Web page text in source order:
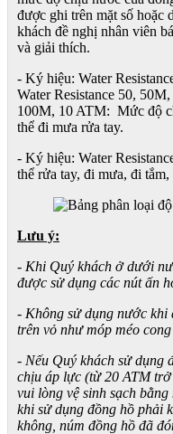
được ghi trên mặt số hoặc
khách đề nghị nhân viên
và giải thích.
- Ký hiệu: Water
Water Resistance 50,
100M, 10 ATM: Mức độ
thể đi mưa rửa tay.
- Ký hiệu: Water
thể rửa tay, đi mưa, đi
Lưu ý:
- Khi Quý khách ở dưới
được sử dụng các nút ấn
- Không sử dụng nước khi
trên vỏ như móp méo
- Nếu Quý khách sử dụng
chịu áp lực (từ 20 ATM
vui lòng vệ sinh sạch
khi sử dụng đồng hồ phải
không, núm đồng hồ đã